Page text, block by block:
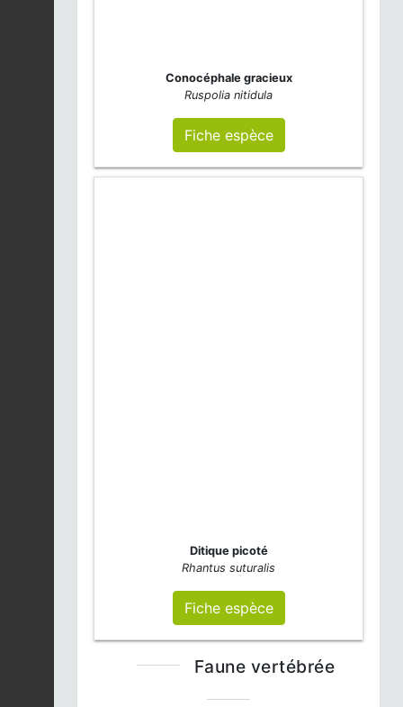
Conocéphale gracieux
Ruspolia nitidula
Fiche espèce
Ditique picoté
Rhantus suturalis
Fiche espèce
Faune vertébrée